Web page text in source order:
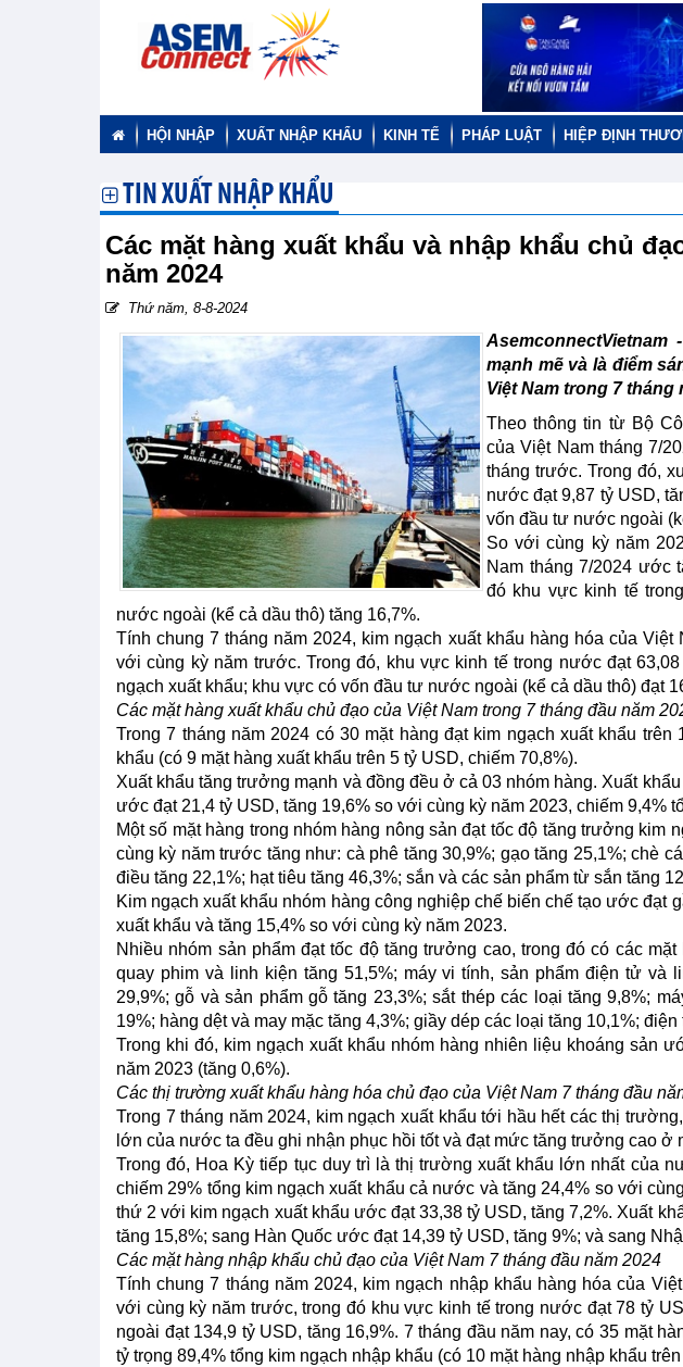
HỘI NHẬP XUẤT NHẬP KHẨU KINH TẾ PHÁP LUẬT HIỆP ĐỊNH
TIN XUẤT NHẬP KHẨU
Các mặt hàng xuất khẩu và nhập khẩu chủ
năm 2024
Thứ năm, 8-8-2024
AsemconnectVietnam
mạnh mẽ và là điểm
Việt Nam trong 7 tháng
Theo thông tin từ Bộ
của Việt Nam tháng 7/
tháng trước. Trong đó,
nước đạt 9,87 tỷ USD,
vốn đầu tư nước ngoài
So với cùng kỳ năm
Nam tháng 7/2024 ước
đó khu vực kinh tế
nước ngoài (kể cả dầu thô) tăng 16,7%.
Tính chung 7 tháng năm 2024, kim ngạch xuất khẩu hàng hóa của
với cùng kỳ năm trước. Trong đó, khu vực kinh tế trong nước đạt
ngạch xuất khẩu; khu vực có vốn đầu tư nước ngoài (kể cả dầu thô) đạt
Các mặt hàng xuất khẩu chủ đạo của Việt Nam trong 7 tháng đầu năm
Trong 7 tháng năm 2024 có 30 mặt hàng đạt kim ngạch xuất khẩu
khẩu (có 9 mặt hàng xuất khẩu trên 5 tỷ USD, chiếm 70,8%).
Xuất khẩu tăng trưởng mạnh và đồng đều ở cả 03 nhóm hàng. Xuất
ước đạt 21,4 tỷ USD, tăng 19,6% so với cùng kỳ năm 2023, chiếm 9,4%
Một số mặt hàng trong nhóm hàng nông sản đạt tốc độ tăng trưởng kim
cùng kỳ năm trước tăng như: cà phê tăng 30,9%; gạo tăng 25,1%; chè
điều tăng 22,1%; hạt tiêu tăng 46,3%; sắn và các sản phẩm từ sắn tăng
Kim ngạch xuất khẩu nhóm hàng công nghiệp chế biến chế tạo ước đạt
xuất khẩu và tăng 15,4% so với cùng kỳ năm 2023.
Nhiều nhóm sản phẩm đạt tốc độ tăng trưởng cao, trong đó có các
quay phim và linh kiện tăng 51,5%; máy vi tính, sản phẩm điện tử và
29,9%; gỗ và sản phẩm gỗ tăng 23,3%; sắt thép các loại tăng 9,8%;
19%; hàng dệt và may mặc tăng 4,3%; giầy dép các loại tăng 10,1%;
Trong khi đó, kim ngạch xuất khẩu nhóm hàng nhiên liệu khoáng sản
năm 2023 (tăng 0,6%).
Các thị trường xuất khẩu hàng hóa chủ đạo của Việt Nam 7 tháng đầu
Trong 7 tháng năm 2024, kim ngạch xuất khẩu tới hầu hết các thị
lớn của nước ta đều ghi nhận phục hồi tốt và đạt mức tăng trưởng cao ở
Trong đó, Hoa Kỳ tiếp tục duy trì là thị trường xuất khẩu lớn nhất của
chiếm 29% tổng kim ngạch xuất khẩu cả nước và tăng 24,4% so với
thứ 2 với kim ngạch xuất khẩu ước đạt 33,38 tỷ USD, tăng 7,2%. Xuất
tăng 15,8%; sang Hàn Quốc ước đạt 14,39 tỷ USD, tăng 9%; và sang
Các mặt hàng nhập khẩu chủ đạo của Việt Nam 7 tháng đầu năm 2024
Tính chung 7 tháng năm 2024, kim ngạch nhập khẩu hàng hóa của
với cùng kỳ năm trước, trong đó khu vực kinh tế trong nước đạt 78 tỷ
ngoài đạt 134,9 tỷ USD, tăng 16,9%. 7 tháng đầu năm nay, có 35 mặt
tỷ trọng 89,4% tổng kim ngạch nhập khẩu (có 10 mặt hàng nhập khẩu